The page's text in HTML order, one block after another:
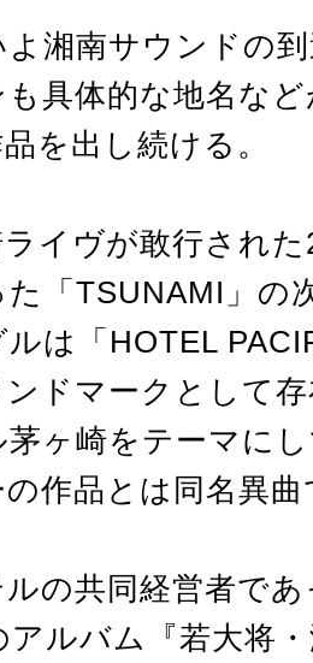
湘南サウンドの
具体的な地名な
を出し続ける。
イヴが敢行され
た「TSUNAMI」の
は「HOTEL
ドマークとして
茅ヶ崎をテーマに
作品とは同名異
の共同経営者で
アルバム『若大将